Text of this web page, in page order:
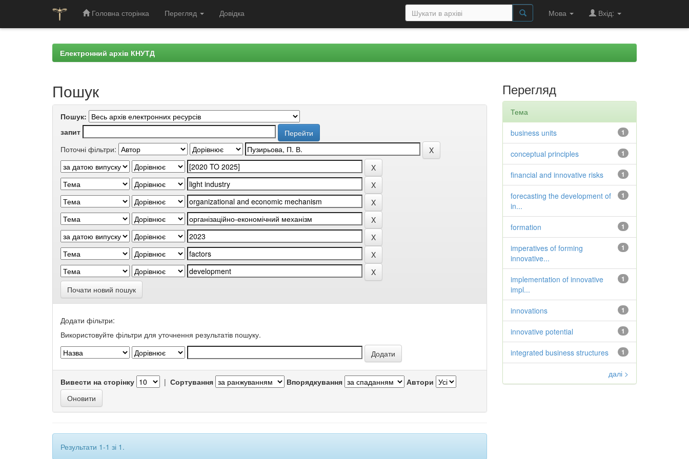
Головна сторінка Перегляд Довідка Мова Вхід:
Електронний архів КНУТД
Пошук
Пошук:
запит
Поточні фільтри:
Почати новий пошук
Додати фільтри:
Використовуйте фільтри для уточнення результатів пошуку.
Вивести на сторінку | Сортування Впорядкування Автори
Результати 1-1 зі 1.
Перегляд
Тема
1
business units
1
conceptual principles
1
financial and innovative risks
1
forecasting the development of
in...
1
formation
1
imperatives of forming
innovative...
1
implementation of innovative
impl...
1
innovations
1
innovative potential
1
integrated business structures
далі >